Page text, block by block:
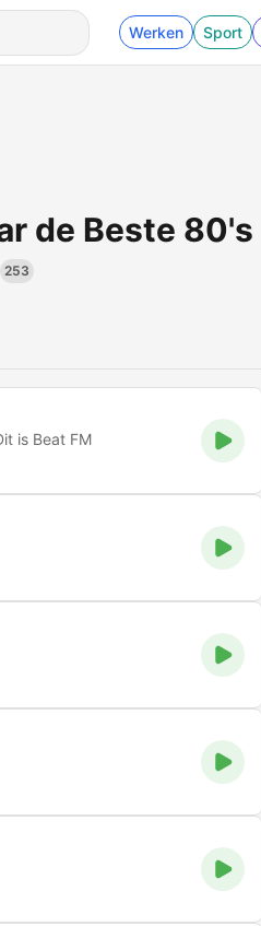
Werken Sport
de Beste 80's
253
is Beat FM